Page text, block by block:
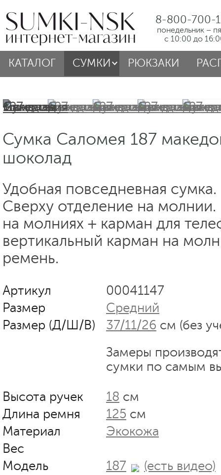
8-800-700-
понедельник –
с 10:00 до
КАТАЛОГ СУМКИ РЮКЗАКИ
Сумка Саломея 187
шоколад
Удобная повседневная сумка.
Сверху отделение на
на молниях + карман для
вертикальный карман на
ремень.
Артикул
00041147
Размер
Средний
Размер (Д/Ш/В)
37/11/26 см (без
Замеры
сумки по самым
Высота ручек 18 см
Длина ремня
125 см
Материал
Экокожа
Вес
Модель
187
(есть видео)